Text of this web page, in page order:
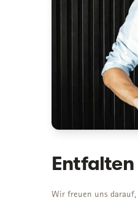
Entfalten
Wir freuen uns